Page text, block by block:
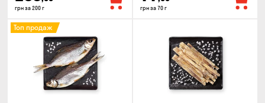
грн за 200 г грн за 70 г
Топ продаж